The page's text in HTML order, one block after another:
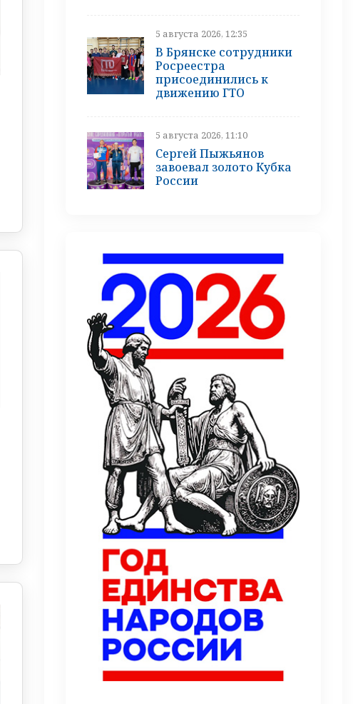
5 августа 2026, 12:35
В Брянске сотрудники
Росреестра
присоединились к
движению ГТО
5 августа 2026, 11:10
Сергей Пыжьянов
завоевал золото Кубка
России